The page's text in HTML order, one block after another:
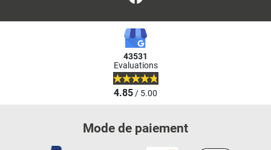
43531
Evaluations
4.85/ 5.00
Mode de paiement